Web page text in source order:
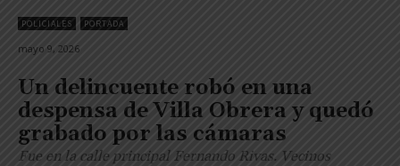
POLICIALES PORTADA
mayo 9, 2026
Un delincuente robó en una
despensa de Villa Obrera y quedó
grabado por las cámaras
Fue en la calle principal Fernando Rivas. Vecinos